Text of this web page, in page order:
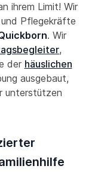
ihrem Limit! Wir
Pflegekräfte
. Wir
,
der häuslichen
ausgebaut,
unterstützen